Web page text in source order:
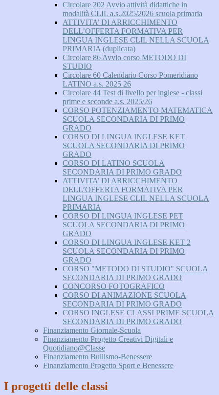
Circolare 202 Avvio attività didattiche in
modalità CLIL a.s.2025/2026 scuola primaria
ATTIVITA’ DI ARRICCHIMENTO
DELL’OFFERTA FORMATIVA PER
LINGUA INGLESE CLIL NELLA SCUOLA
PRIMARIA (duplicata)
Circolare 86 Avvio corso METODO DI
STUDIO
Circolare 60 Calendario Corso Pomeridiano
LATINO a.s. 2025 26
Circolare 44 Test di livello per inglese - classi
prime e seconde a.s. 2025/26
CORSO POTENZIAMENTO MATEMATICA
SCUOLA SECONDARIA DI PRIMO
GRADO
CORSO DI LINGUA INGLESE KET
SCUOLA SECONDARIA DI PRIMO
GRADO
CORSO DI LATINO SCUOLA
SECONDARIA DI PRIMO GRADO
ATTIVITA’ DI ARRICCHIMENTO
DELL’OFFERTA FORMATIVA PER
LINGUA INGLESE CLIL NELLA SCUOLA
PRIMARIA
CORSO DI LINGUA INGLESE PET
SCUOLA SECONDARIA DI PRIMO
GRADO
CORSO DI LINGUA INGLESE KET 2
SCUOLA SECONDARIA DI PRIMO
GRADO
CORSO "METODO DI STUDIO" SCUOLA
SECONDARIA DI PRIMO GRADO
CONCORSO FOTOGRAFICO
CORSO DI ANIMAZIONE SCUOLA
SECONDARIA DI PRIMO GRADO
CORSO INGLESE CLASSI PRIME SCUOLA
SECONDARIA DI PRIMO GRADO
Finanziamento Giornale-Scuola
Finanziamento Progetto Creativi Digitali e
Quotidiano@Classe
Finanziamento Bullismo-Benessere
Finanziamento Progetto Sport e Benessere
I progetti delle classi